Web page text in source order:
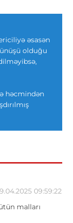
əsasən
olduğu
həcmindən
09:59:22
malları